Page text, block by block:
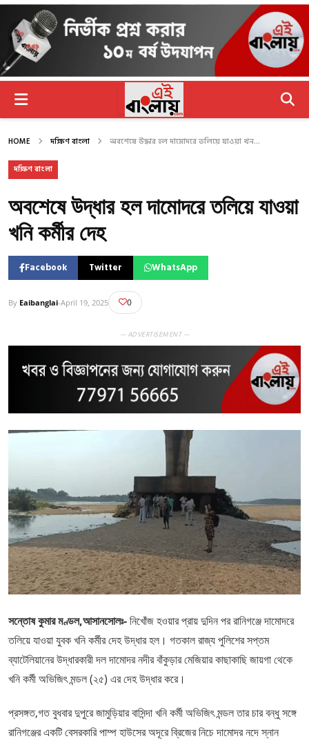
HOME দক্ষিণ বাংলা অবশেষে উদ্ধার হল দামোদরে তলিয়ে যাওয়া খন...
দক্ষিণ বাংলা
অবশেষে উদ্ধার হল দামোদরে তলিয়ে যাওয়া
খনি কর্মীর দেহ
Facebook Twitter WhatsApp
By Eaibanglai-April 19, 2025 0
— ADVERTISEMENT —
সন্তোষ কুমার মণ্ডল,আসানসোলঃ-নিখোঁজ হওয়ার প্রায় দুদিন পর রানিগঞ্জে দামোদরে
তলিয়ে যাওয়া যুবক খনি কর্মীর দেহ উদ্ধার হল। গতকাল রাজ্য পুলিশের সপ্তম
ব্যাটেলিয়ানের উদ্ধারকারী দল দামোদর নদীর বাঁকুড়ার মেজিয়ার কাছাকাছি জায়গা থেকে
খনি কর্মী অভিজিৎ মন্ডল (২৫) এর দেহ উদ্ধার করে।
প্রসঙ্গত,গত বুধবার দুপুরে জামুড়িয়ার বাসিন্দা খনি কর্মী অভিজিৎ মন্ডল তার চার বন্ধু সঙ্গে
রানিগঞ্জের একটি বেসরকারি পাম্প হাউসের অদূরে ব্রিজের নিচে দামোদর নদে স্নান